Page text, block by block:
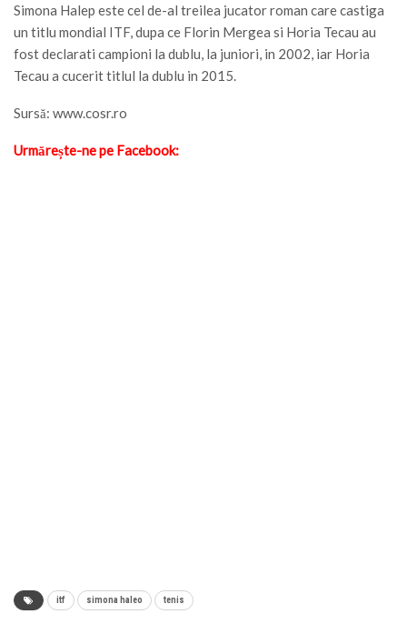
Simona Halep este cel de-al treilea jucator roman care castiga
un titlu mondial ITF, dupa ce Florin Mergea si Horia Tecau au
fost declarati campioni la dublu, la juniori, in 2002, iar Horia
Tecau a cucerit titlul la dublu in 2015.
Sursă: www.cosr.ro
Urmărește-ne pe Facebook:
itf simona haleo tenis